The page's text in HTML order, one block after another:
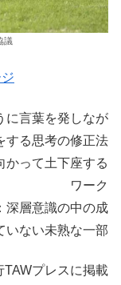
議
に言葉を発しなが
する思考の修正法
かって土下座する
ワーク
深層意識の中の成
いない未熟な一部
TAWプレスに掲載